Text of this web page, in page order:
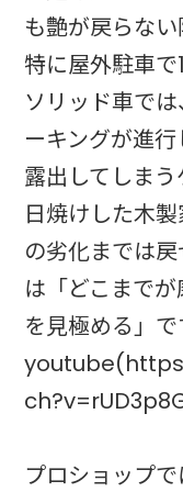
も艶が戻らない
特に屋外駐車
ソリッド車で
ーキングが進
露出してしまう
日焼けした木
の劣化までは
は「どこまで
を見極める」で
プロショップ